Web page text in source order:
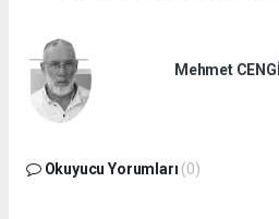
Mehmet
Okuyucu Yorumları (0)